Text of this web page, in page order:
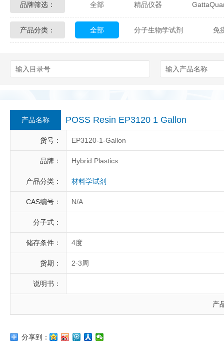
品牌筛选： 全部 精品仪器
Glycon Biochem Sterlitech
Berry & Associates
LGC Maine Standards
Abbexa AbD Serotec
产品分类： 全部 分子生物学试剂 免
产品名称 POSS Resin EP3120 1 Gallon
货号： EP3120-1-Gallon
品牌： Hybrid Plastics
产品分类： 材料学试剂
CAS编号： N/A
分子式：
储存条件： 4度
货期： 2-3周
说明书：
产
分享到：